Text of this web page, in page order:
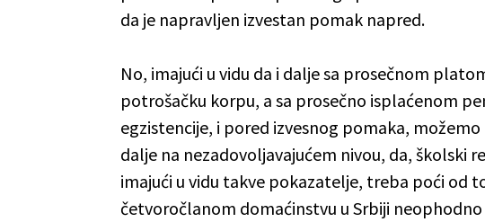
da je napravljen izvestan pomak napred.
No, imajući u vidu da i dalje sa prosečnom
potrošačku korpu, a sa prosečno isplaćenom
egzistencije, i pored izvesnog pomaka,
dalje na nezadovoljavajućem nivou, da, školski
imajući u vidu takve pokazatelje, treba poći od
četvoročlanom domaćinstvu u Srbiji